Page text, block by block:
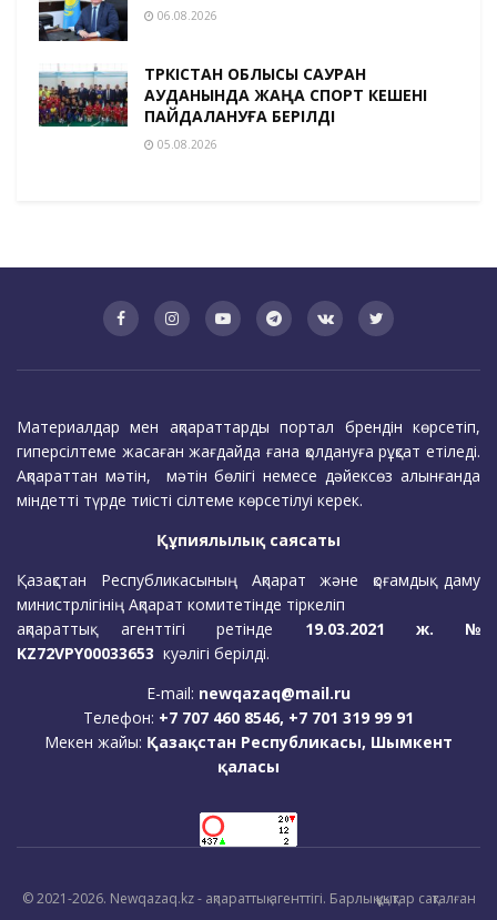
06.08.2026
ТҮРКІСТАН ОБЛЫСЫ САУРАН
АУДАНЫНДА ЖАҢА СПОРТ КЕШЕНІ
ПАЙДАЛАНУҒА БЕРІЛДІ
05.08.2026
Материалдар мен ақпараттарды портал брендін көрсетіп,
гиперсілтеме жасаған жағдайда ғана қолдануға рұқсат етіледі.
Ақпараттан мәтін, мәтін бөлігі немесе дәйексөз алынғанда
міндетті түрде тиісті сілтеме көрсетілуі керек.
Құпиялылық саясаты
Қазақстан Республикасының Ақпарат және қоғамдық даму
министрлігінің Ақпарат комитетінде тіркеліп
ақпараттық агенттігі ретінде 19.03.2021 ж. №
KZ72VPY00033653 куәлігі берілді.
E-mail: newqazaq@mail.ru
Телефон: +7 707 460 8546, +7 701 319 99 91
Мекен жайы: Қазақстан Республикасы, Шымкент
қаласы
© 2021-2026. Newqazaq.kz - ақпараттық агенттігі. Барлық құқықтар сақталған